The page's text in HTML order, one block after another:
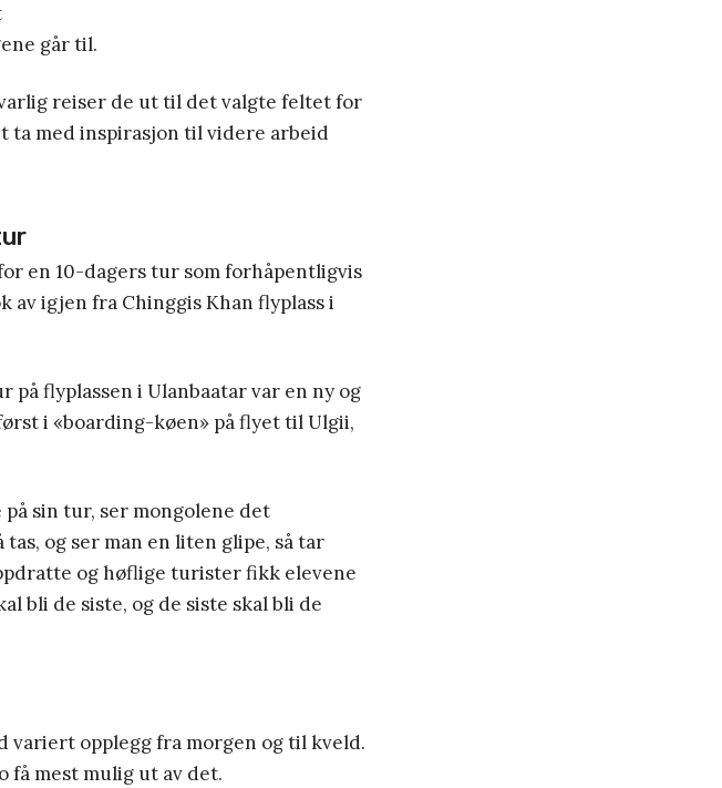
går til.
reiser de ut til det valgte feltet for
ta med inspirasjon til videre arbeid
en 10-dagers tur som forhåpentligvis
igjen fra Chinggis Khan flyplass i
flyplassen i Ulanbaatar var en ny og
i «boarding-køen» på flyet til Ulgii,
sin tur, ser mongolene det
og ser man en liten glipe, så tar
og høflige turister fikk elevene
bli de siste, og de siste skal bli de
opplegg fra morgen og til kveld.
få mest mulig ut av det.